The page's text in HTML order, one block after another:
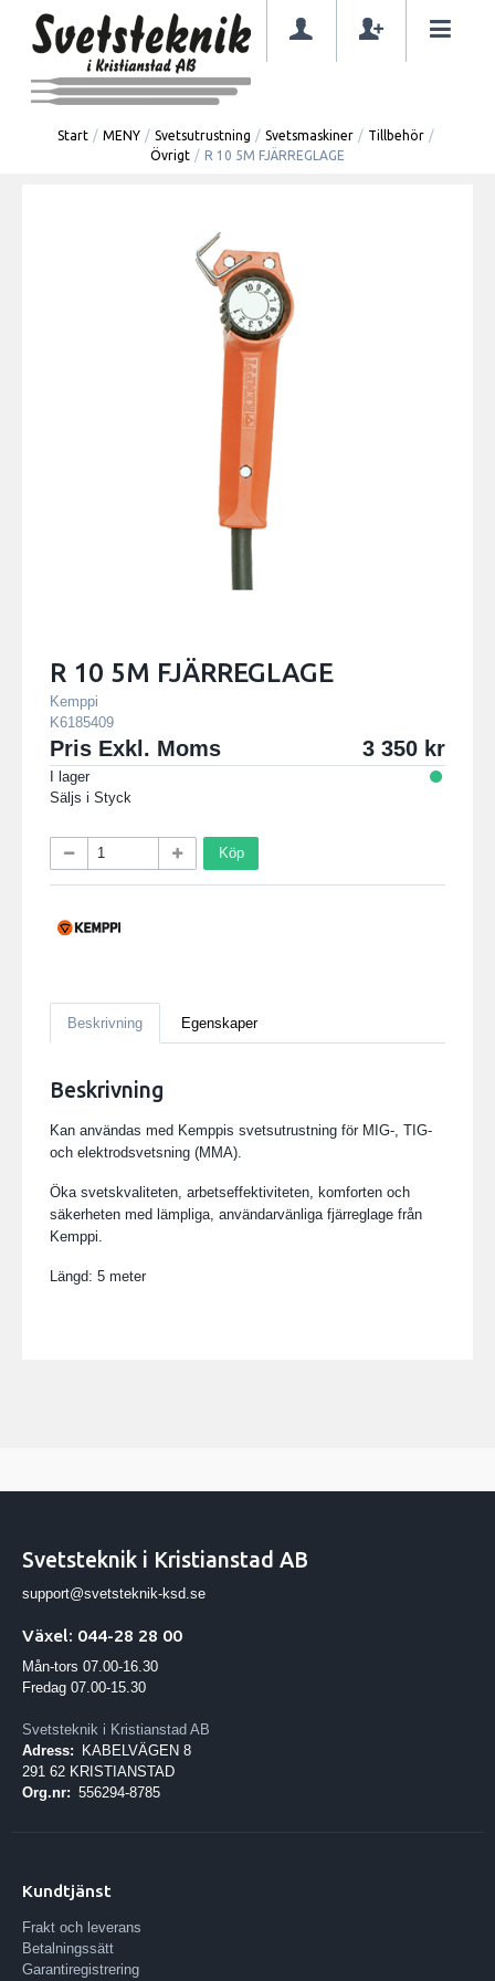
Start / MENY / Svetsutrustning / Svetsmaskiner / Tillbehör /
Övrigt / R 10 5M FJÄRREGLAGE
R 10 5M FJÄRREGLAGE
Kemppi
K6185409
Pris Exkl. Moms 3 350
I lager
Säljs i Styck
Köp
Beskrivning Egenskaper
Beskrivning
Kan användas med Kemppis svetsutrustning för MIG-, TIG-
och elektrodsvetsning (MMA).
Öka svetskvaliteten, arbetseffektiviteten, komforten och
säkerheten med lämpliga, användarvänliga fjärreglage från
Kemppi.
Längd: 5 meter
Svetsteknik i Kristianstad AB
support@svetsteknik-ksd.se
Växel: 044-28 28 00
Mån-tors 07.00-16.30
Fredag 07.00-15.30
Svetsteknik i Kristianstad AB
Adress:
KABELVÄGEN 8
291 62 KRISTIANSTAD
Org.nr: 556294-8785
Kundtjänst
Frakt och leverans
Betalningssätt
Garantiregistrering